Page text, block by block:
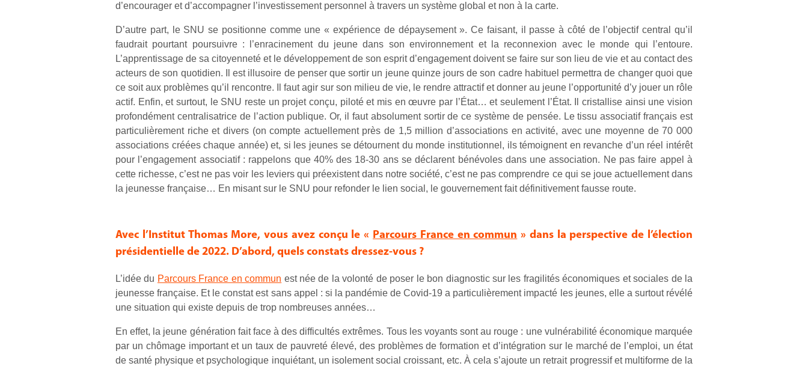
d’encourager et d’accompagner l’investissement personnel à travers un système global et non à la carte.
D’autre part, le SNU se positionne comme une « expérience de dépaysement ». Ce faisant, il passe à côté de l’objectif central qu’il
faudrait pourtant poursuivre : l’enracinement du jeune dans son environnement et la reconnexion avec le monde qui l’entoure.
L’apprentissage de sa citoyenneté et le développement de son esprit d’engagement doivent se faire sur son lieu de vie et au contact des
acteurs de son quotidien. Il est illusoire de penser que sortir un jeune quinze jours de son cadre habituel permettra de changer quoi que
ce soit aux problèmes qu’il rencontre. Il faut agir sur son milieu de vie, le rendre attractif et donner au jeune l’opportunité d’y jouer un rôle
actif. Enfin, et surtout, le SNU reste un projet conçu, piloté et mis en œuvre par l’État… et seulement l’État. Il cristallise ainsi une vision
profondément centralisatrice de l’action publique. Or, il faut absolument sortir de ce système de pensée. Le tissu associatif français est
particulièrement riche et divers (on compte actuellement près de 1,5 million d’associations en activité, avec une moyenne de 70 000
associations créées chaque année) et, si les jeunes se détournent du monde institutionnel, ils témoignent en revanche d’un réel intérêt
pour l’engagement associatif : rappelons que 40% des 18-30 ans se déclarent bénévoles dans une association. Ne pas faire appel à
cette richesse, c’est ne pas voir les leviers qui préexistent dans notre société, c’est ne pas comprendre ce qui se joue actuellement dans
la jeunesse française… En misant sur le SNU pour refonder le lien social, le gouvernement fait définitivement fausse route.
Avec l’Institut Thomas More, vous avez conçu le « Parcours France en commun » dans la perspective de l’élection
présidentielle de 2022. D’abord, quels constats dressez-vous ?
L’idée du Parcours France en commun est née de la volonté de poser le bon diagnostic sur les fragilités économiques et sociales de la
jeunesse française. Et le constat est sans appel : si la pandémie de Covid-19 a particulièrement impacté les jeunes, elle a surtout révélé
une situation qui existe depuis de trop nombreuses années…
En effet, la jeune génération fait face à des difficultés extrêmes. Tous les voyants sont au rouge : une vulnérabilité économique marquée
par un chômage important et un taux de pauvreté élevé, des problèmes de formation et d’intégration sur le marché de l’emploi, un état
de santé physique et psychologique inquiétant, un isolement social croissant, etc. À cela s’ajoute un retrait progressif et multiforme de la